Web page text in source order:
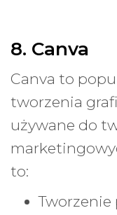
8. Canva
Canva to
tworzenia
używane do
to: